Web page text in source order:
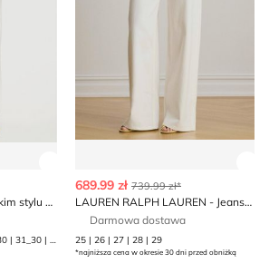
Jeansy damskie w miejskim stylu Tommy Hilfiger
25_30 | 26_30 | 29_30 | 30_30 | 31_30 | 32_30 | 33_30
689.99 zł 739.99 zł*
LAUREN RALPH LAUREN - Jeansy damskie na wiosnę
Darmowa dostawa
25 | 26 | 27 | 28 | 29
*najniższa cena w okresie 30 dni przed obniżką